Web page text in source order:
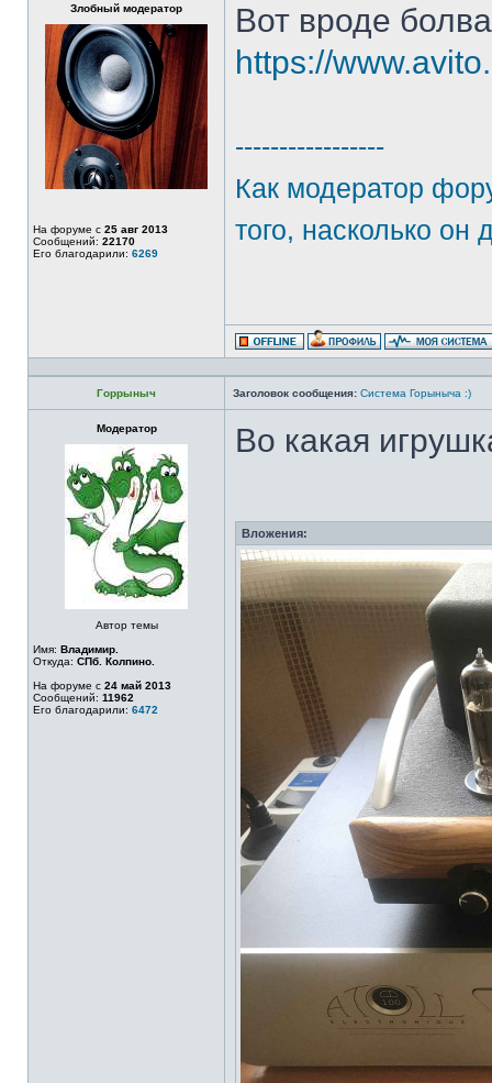
Злобный модератор
На форуме с 25 авг 2013
Сообщений: 22170
Его благодарили: 6269
Вот вроде
https://
-----------------
Как модератор
того, насколько он
Горрыныч Заголовок сообщения: Система Горыныча :)
Модератор
Автор темы
Имя: Владимир.
Откуда: СПб. Колпино.
На форуме с 24 май 2013
Сообщений: 11962
Его благодарили: 6472
Во какая
Вложения: